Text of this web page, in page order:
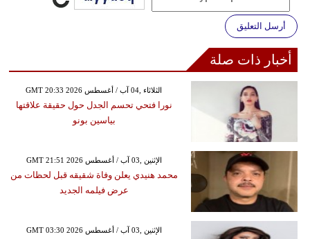
أرسل التعليق
أخبار ذات صلة
GMT 20:33 2026 الثلاثاء ,04 آب / أغسطس
نورا فتحي تحسم الجدل حول حقيقة علاقتها
بياسين بونو
GMT 21:51 2026 الإثنين ,03 آب / أغسطس
محمد هنيدي يعلن وفاة شقيقه قبل لحظات من
عرض فيلمه الجديد
GMT 03:30 2026 الإثنين ,03 آب / أغسطس